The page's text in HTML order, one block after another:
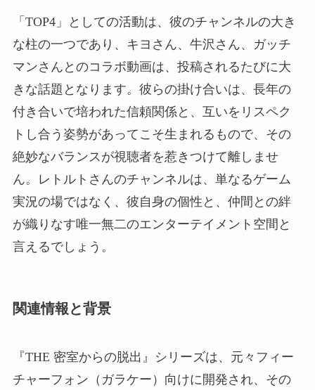
「TOP4」としての活動は、彼のチャンネルの大き
な柱の一つであり、キヨさん、牛沢さん、ガッチ
マンさんとのコラボ動画は、投稿されるたびに大
きな話題となります。彼らの掛け合いは、長年の
付き合いで培われた信頼関係と、互いをリスペク
トし合う姿勢があってこそ生まれるもので、その
絶妙なバランスが視聴者を惹きつけて離しませ
ん。レトルトさんのチャンネルは、単なるゲーム
実況の場ではなく、彼自身の個性と、仲間との絆
が織りなす唯一無二のエンターテイメント空間と
言えるでしょう。
関連情報と背景
『THE 密室からの脱出』シリーズは、元々フィー
チャーフォン（ガラケー）向けに開発され、その